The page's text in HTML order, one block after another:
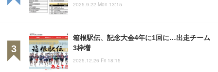
2025.9.22 Mon 13:15
箱根駅伝、記念大会4年に1回に…出走チーム
3枠増
2025.12.26 Fri 18:15